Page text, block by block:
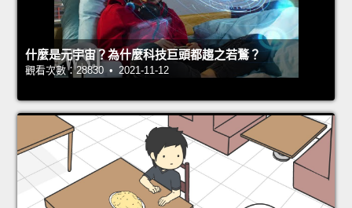
什麼是元宇宙？為什麼科技巨頭都趨之若鶩？
觀看次數：28830 • 2021-11-12